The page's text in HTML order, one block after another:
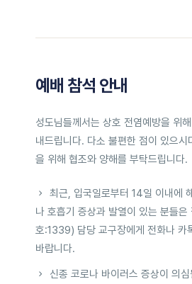
예배 참석 안내
성도님들께서는 상호 전염예방을 위
내드립니다. 다소 불편한 점이 있으시
을 위해 협조와 양해를 부탁드립니다.
최근, 입국일로부터 14일 이내에
나 호흡기 증상과 발열이 있는 분들은
호:1339) 담당 교구장에게 전화나 카
바랍니다.
신종 코로나 바이러스 증상이 의